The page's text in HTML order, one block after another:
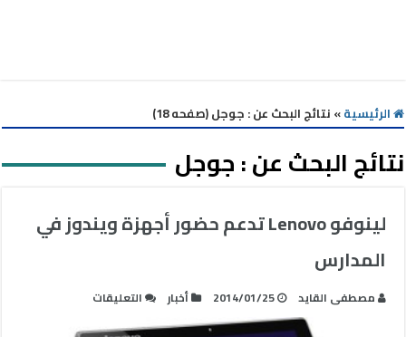
الرئيسية» نتائج البحث عن : جوجل (صفحه 18)
نتائج البحث عن :جوجل
لينوفو Lenovo تدعم حضور أجهزة ويندوز في
المدارس
مصطفى القايد 2014/01/25 أخبار التعليقات